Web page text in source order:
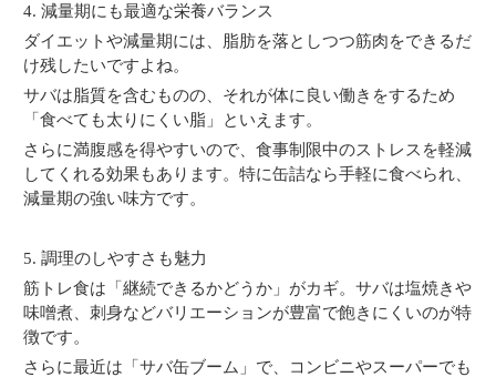
4. 減量期にも最適な栄養バランス
ダイエットや減量期には、脂肪を落としつつ筋肉をできるだ
け残したいですよね。
サバは脂質を含むものの、それが体に良い働きをするため
「食べても太りにくい脂」といえます。
さらに満腹感を得やすいので、食事制限中のストレスを軽減
してくれる効果もあります。特に缶詰なら手軽に食べられ、
減量期の強い味方です。
5. 調理のしやすさも魅力
筋トレ食は「継続できるかどうか」がカギ。サバは塩焼きや
味噌煮、刺身などバリエーションが豊富で飽きにくいのが特
徴です。
さらに最近は「サバ缶ブーム」で、コンビニやスーパーでも